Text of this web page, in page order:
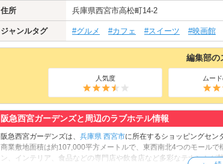
住所 兵庫県西宮市高松町14-2
ジャンルタグ #グルメ #カフェ #スイーツ #映画館
編集部の
人気度 ムー
阪急西宮ガーデンズと周辺のラブホテル情報
阪急西宮ガーデンズは、 兵庫県 西宮市に所在するショッピングセン
商業敷地面積は約107,000平方メートルで、東西南北4つのモール
ン、インテリア、食品などの専門店や飲食店など多彩なテナント